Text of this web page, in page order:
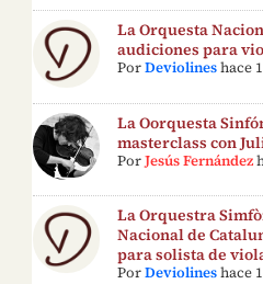
La Orquesta
audiciones para
PorDeviolines hace
La Oorquesta
masterclass con
PorJesús Fernández
La Orquestra
Nacional de
para solista de
PorDeviolines hace